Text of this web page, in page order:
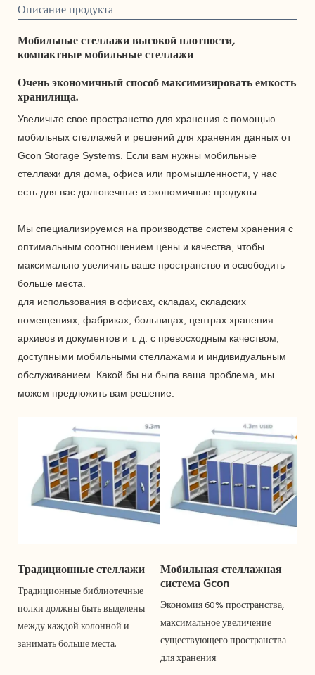
Описание продукта
Мобильные стеллажи высокой плотности,
компактные мобильные стеллажи
Очень экономичный способ максимизировать емкость
хранилища.
Увеличьте свое пространство для хранения с помощью
мобильных стеллажей и решений для хранения данных от
Gcon Storage Systems. Если вам нужны мобильные
стеллажи для дома, офиса или промышленности, у нас
есть для вас долговечные и экономичные продукты.
Мы специализируемся на производстве систем хранения с
оптимальным соотношением цены и качества, чтобы
максимально увеличить ваше пространство и освободить
больше места.
для использования в офисах, складах, складских
помещениях, фабриках, больницах, центрах хранения
архивов и документов и т. д. с превосходным качеством,
доступными мобильными стеллажами и индивидуальным
обслуживанием. Какой бы ни была ваша проблема, мы
можем предложить вам решение.
Традиционные стеллажи
Традиционные библиотечные
полки должны быть выделены
между каждой колонной и
занимать больше места.
Мобильная стеллажная
система Gcon
Экономия 60% пространства,
максимальное увеличение
существующего пространства
для хранения